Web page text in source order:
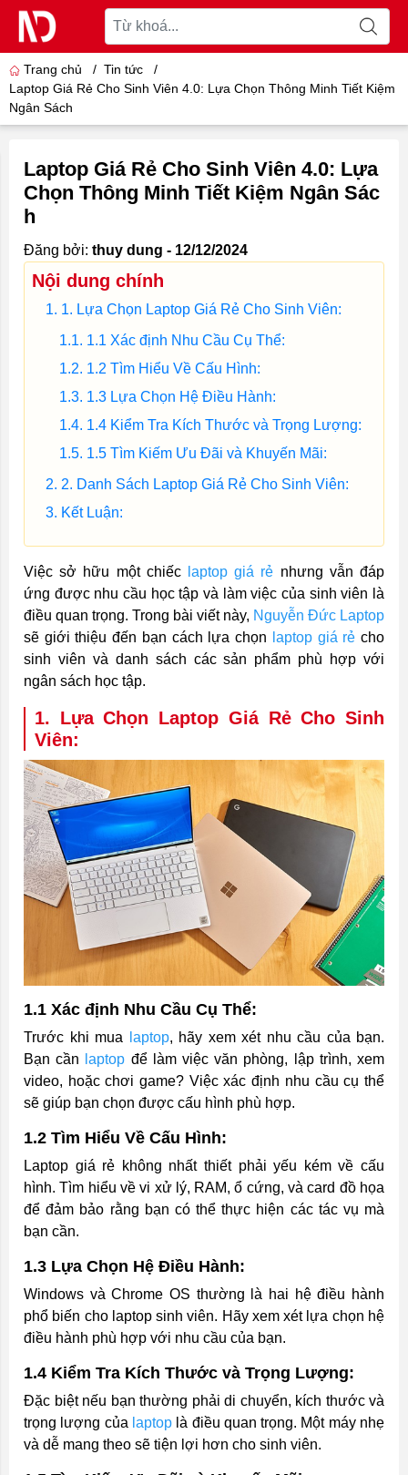
Trang chủ / Tin tức
/
Laptop Giá Rẻ Cho Sinh Viên 4.0: Lựa Chọn Thông Minh Tiết Kiệm
Ngân Sách
Laptop Giá Rẻ Cho Sinh Viên 4.0: Lựa
Chọn Thông Minh Tiết Kiệm Ngân Sác
h
Đăng bởi: thuy dung - 12/12/2024
Nội dung chính
1. Lựa Chọn Laptop Giá Rẻ Cho Sinh Viên:
1.1 Xác định Nhu Cầu Cụ Thể:
1.2 Tìm Hiểu Về Cấu Hình:
1.3 Lựa Chọn Hệ Điều Hành:
1.4 Kiểm Tra Kích Thước và Trọng Lượng:
1.5 Tìm Kiếm Ưu Đãi và Khuyến Mãi:
2. Danh Sách Laptop Giá Rẻ Cho Sinh Viên:
Kết Luận:
Việc sở hữu một chiếc laptop giá rẻ nhưng vẫn đáp
ứng được nhu cầu học tập và làm việc của sinh viên là
điều quan trọng. Trong bài viết này, Nguyễn Đức Laptop
sẽ giới thiệu đến bạn cách lựa chọn
laptop giá rẻ cho
sinh viên và danh sách các sản phẩm phù hợp với
ngân sách học tập.
1. Lựa Chọn Laptop Giá Rẻ Cho Sinh
Viên:
1.1 Xác định Nhu Cầu Cụ Thể:
Trước khi mua laptop, hãy xem xét nhu cầu của bạn.
Bạn cần
laptop để làm việc văn phòng, lập trình, xem
video, hoặc chơi game? Việc xác định nhu cầu cụ thể
sẽ giúp bạn chọn được cấu hình phù hợp.
1.2 Tìm Hiểu Về Cấu Hình:
Laptop giá rẻ không nhất thiết phải yếu kém về cấu
hình. Tìm hiểu về vi xử lý, RAM, ổ cứng, và card đồ họa
để đảm bảo rằng bạn có thể thực hiện các tác vụ mà
bạn cần.
1.3 Lựa Chọn Hệ Điều Hành:
Windows và Chrome OS thường là hai hệ điều hành
phổ biến cho laptop sinh viên. Hãy xem xét lựa chọn hệ
điều hành phù hợp với nhu cầu của bạn.
1.4 Kiểm Tra Kích Thước và Trọng Lượng:
Đặc biệt nếu bạn thường phải di chuyển, kích thước và
trọng lượng của laptop là điều quan trọng. Một máy nhẹ
và dễ mang theo sẽ tiện lợi hơn cho sinh viên.